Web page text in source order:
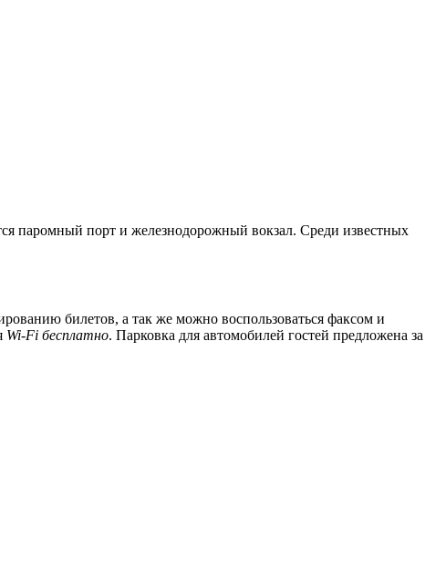
паромный порт и железнодорожный вокзал. Среди известных
билетов, а так же можно воспользоваться факсом и
Wi-Fi бесплатно. Парковка для автомобилей гостей предложена за